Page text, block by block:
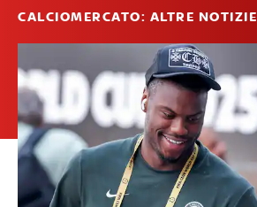
CALCIOMERCATO: ALTRE NOTIZIE